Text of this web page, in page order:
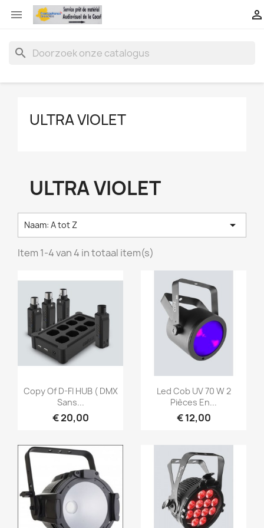
 
search
ULTRA VIOLET
ULTRA VIOLET
Naam: A tot Z 
Item 1-4 van 4 in totaal item(s)
Snel bekijken
Copy Of D-FI HUB ( DMX
Sans...
€ 20,00
Snel bekijken
Led Cob UV 70 W 2
Pièces En...
€ 12,00